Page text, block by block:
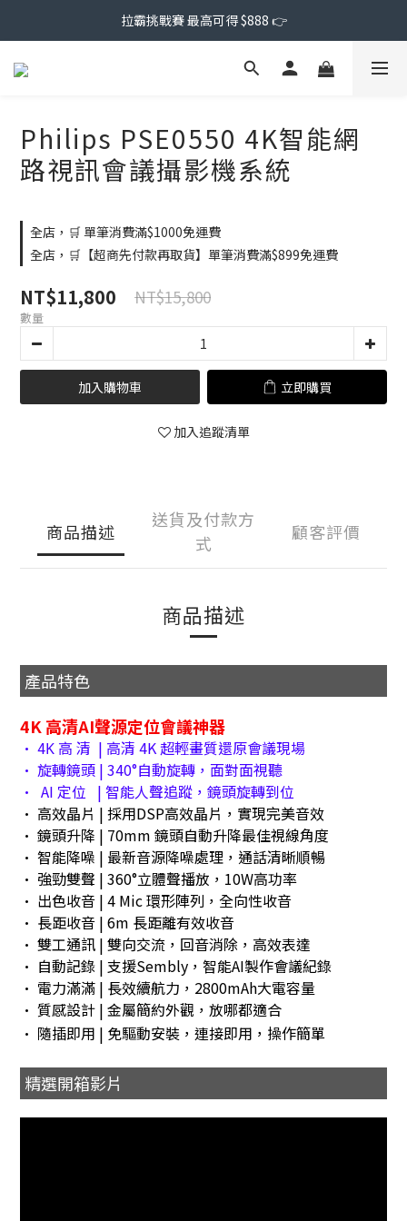
拉霸挑戰賽 最高可得 $888 👉
Philips PSE0550 4K智能網
路視訊會議攝影機系統
全店，🛒 單筆消費滿$1000免運費
全店，🛒【超商先付款再取貨】單筆消費滿$899免運費
NT$11,800 NT$15,800
數量
加入購物車 立即購買
加入追蹤清單
商品描述
送貨及付款方
式
顧客評價
商品描述
產品特色
4K 高清AI聲源定位會議神器
• 4Κ 高 清 | 高清 4K 超輕畫質還原會議現場
• 旋轉鏡頭 | 340°自動旋轉，面對面視聽
• AI 定位 | 智能人聲追蹤，鏡頭旋轉到位
• 高效晶片 | 採用DSP高效晶片，實現完美音效
• 鏡頭升降 | 70mm 鏡頭自動升降最佳視線角度
• 智能降噪 | 最新音源降噪處理，通話清晰順暢
• 強勁雙聲 | 360°立體聲播放，10W高功率
• 出色收音 | 4 Mic 環形陣列，全向性收音
• 長距收音 | 6m 長距離有效收音
• 雙工通訊 | 雙向交流，回音消除，高效表達
• 自動記錄 | 支援Sembly，智能AI製作會議紀錄
• 電力滿滿 | 長效續航力，2800mAh大電容量
• 質感設計 | 金屬簡約外觀，放哪都適合
• 隨插即用 | 免驅動安裝，連接即用，操作簡單
精選開箱影片